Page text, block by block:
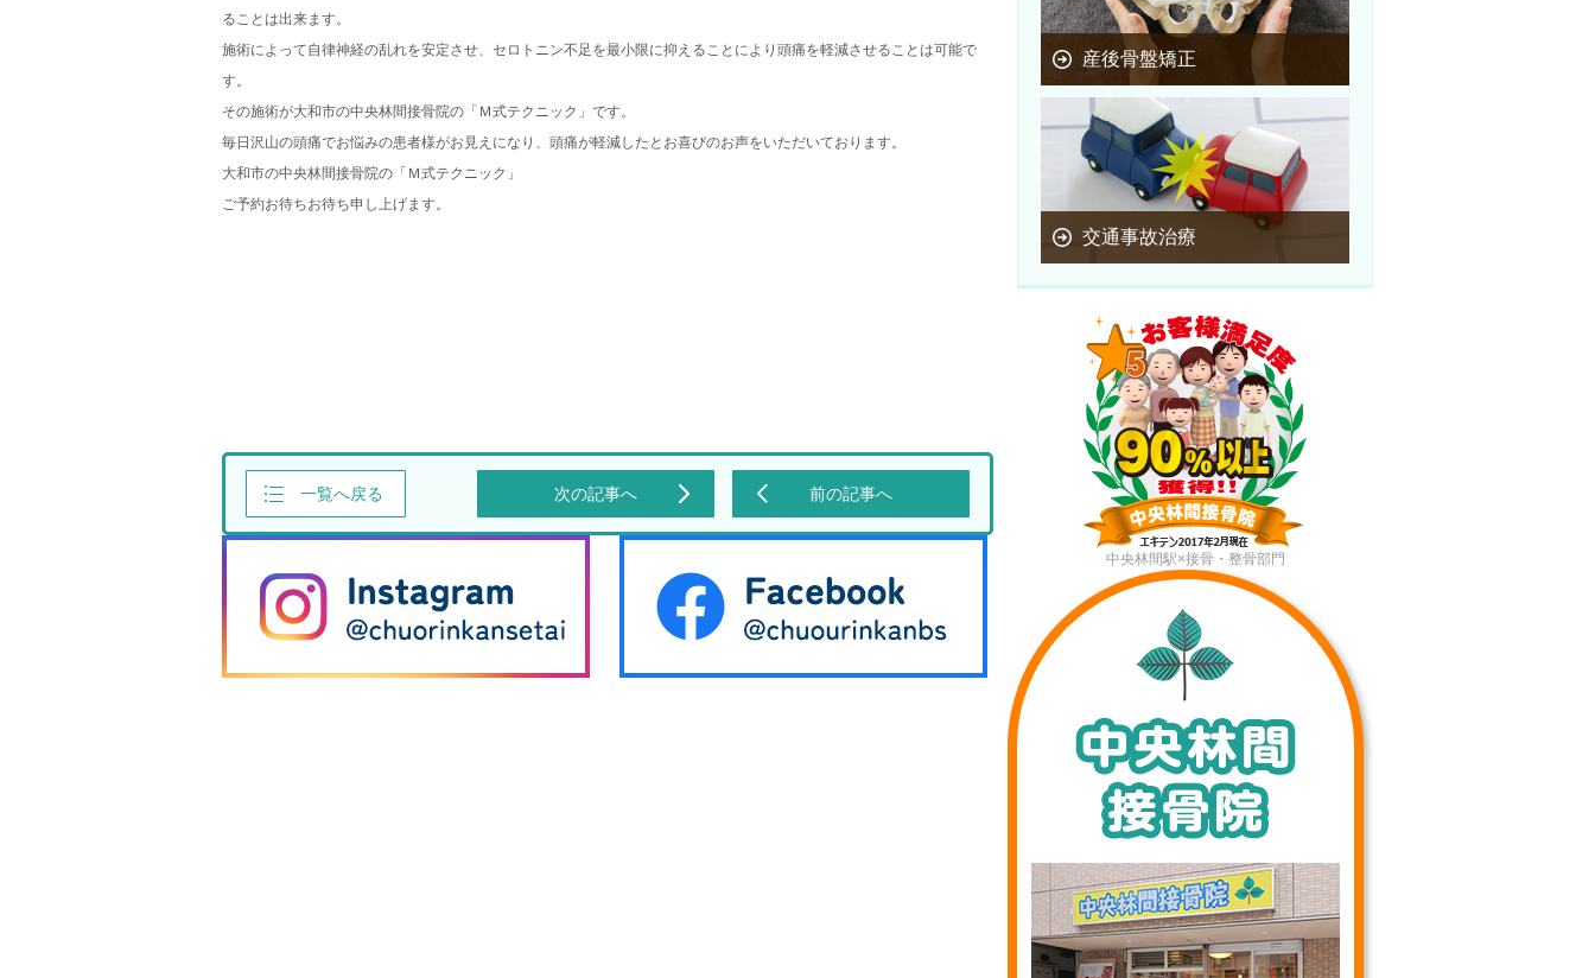
ることは出来ます。
施術によって自律神経の乱れを安定させ、セロトニン不足を最小限に抑えることにより頭痛を軽減させることは可能で
す。
その施術が大和市の中央林間接骨院の「Ｍ式テクニック」です。
毎日沢山の頭痛でお悩みの患者様がお見えになり、頭痛が軽減したとお喜びのお声をいただいております。
大和市の中央林間接骨院の「Ｍ式テクニック」
ご予約お待ちお待ち申し上げます。
一覧へ戻る 次の記事へ 前の記事へ
産後骨盤矯正
交通事故治療
中央林間駅×接骨・整骨部門